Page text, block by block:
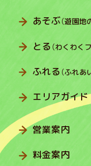
あそぶ（遊園地
とる （わくわく
ふれる （ふれあ
エリアガイド
営業案内
料金案内